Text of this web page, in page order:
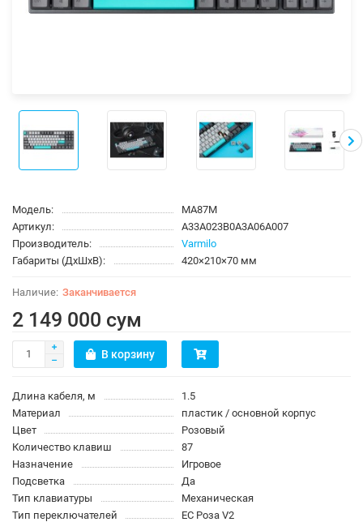
Модель:
MA87M
Артикул:
A33A023B0A3A06A007
Производитель:
Varmilo
Габариты (ДхШхВ):
420×210×70 мм
Заканчивается
2 149 000 сум
В корзину
Длина кабеля, м
1.5
Материал
пластик / основной корпус
Цвет
Розовый
Количество клавиш
87
Назначение
Игровое
Подсветка
Да
Тип клавиатуры
Механическая
Тип переключателей
ЕС Роза V2